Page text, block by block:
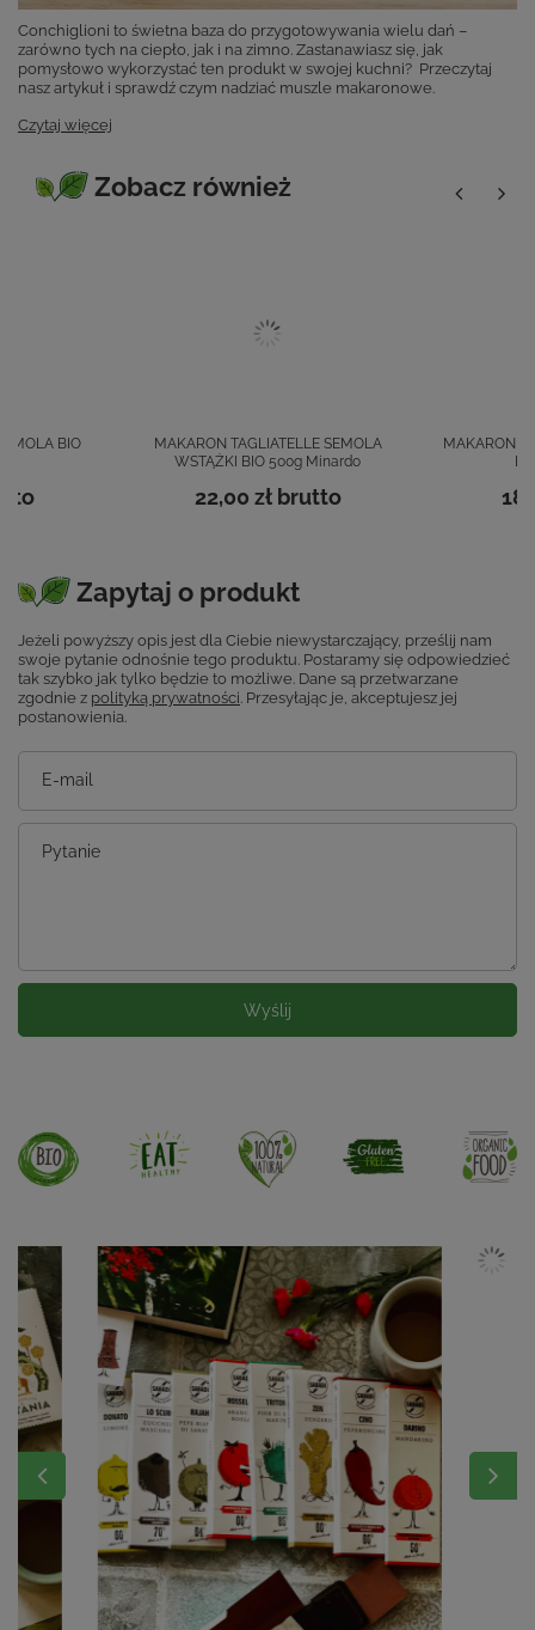
Conchiglioni to świetna baza do przygotowywania wielu dań –
zarówno tych na ciepło, jak i na zimno. Zastanawiasz się, jak
pomysłowo wykorzystać ten produkt w swojej kuchni? Przeczytaj
nasz artykuł i sprawdź czym nadziać muszle makaronowe.
Czytaj więcej
Zobacz również
BIO
MAKARON TAGLIATELLE SEMOLA
WSTĄŻKI BIO 500g Minardo
22,00 złbrutto
MAKARON
Zapytaj o produkt
Jeżeli powyższy opis jest dla Ciebie niewystarczający, prześlij nam
swoje pytanie odnośnie tego produktu. Postaramy się odpowiedzieć
tak szybko jak tylko będzie to możliwe. Dane są przetwarzane
zgodnie z polityką prywatności. Przesyłając je, akceptujesz jej
postanowienia.
E-mail
Pytanie
Wyślij